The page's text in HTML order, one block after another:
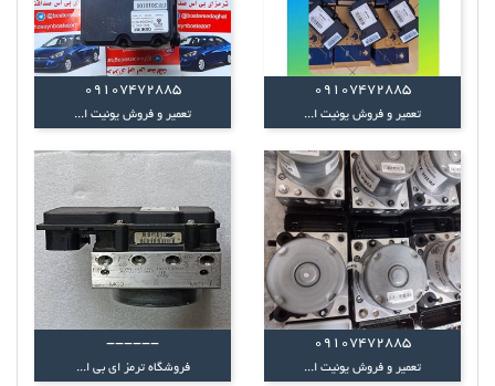
09107472885
تعمیر و فروش یونیت ا...
09107472885
تعمیر و فروش یونیت ا...
09107472885
تعمیر و فروش یونیت ا...
------
فروشگاه ترمز ای بی ا...